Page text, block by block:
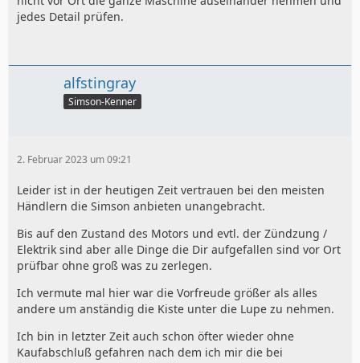
jedes Detail prüfen.
alfstingray
Simson-Kenner
2. Februar 2023 um 09:21
Leider ist in der heutigen Zeit vertrauen bei den meisten
Händlern die Simson anbieten unangebracht.
Bis auf den Zustand des Motors und evtl. der Zündzung /
Elektrik sind aber alle Dinge die Dir aufgefallen sind vor Ort
prüfbar ohne groß was zu zerlegen.
Ich vermute mal hier war die Vorfreude größer als alles
andere um anständig die Kiste unter die Lupe zu nehmen.
Ich bin in letzter Zeit auch schon öfter wieder ohne
Kaufabschluß gefahren nach dem ich mir die bei